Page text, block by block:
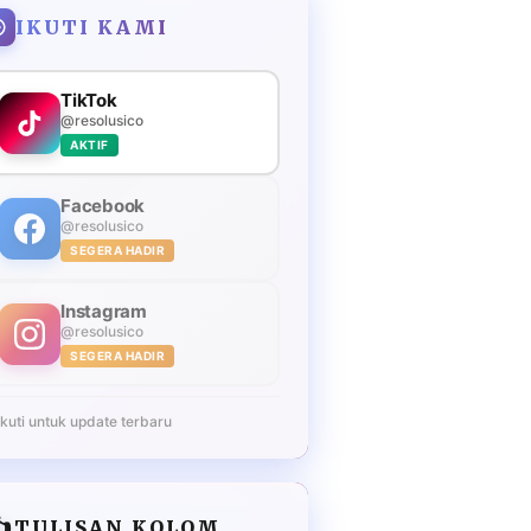
IKUTI KAMI
TikTok
@resolusico
AKTIF
Facebook
@resolusico
SEGERA HADIR
Instagram
@resolusico
SEGERA HADIR
untuk update terbaru